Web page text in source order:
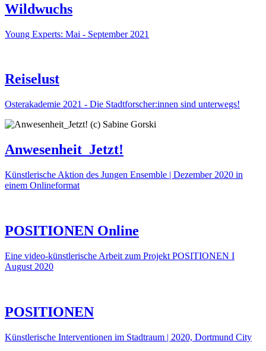
Wildwuchs
Young Experts: Mai - September 2021
Reiselust
Osterakademie 2021 - Die Stadtforscher:innen sind unterwegs!
Anwesenheit_Jetzt!
Künstlerische Aktion des Jungen Ensemble | Dezember 2020 in
einem Onlineformat
POSITIONEN Online
Eine video-künstlerische Arbeit zum Projekt POSITIONEN I
August 2020
POSITIONEN
Künstlerische Interventionen im Stadtraum | 2020, Dortmund City